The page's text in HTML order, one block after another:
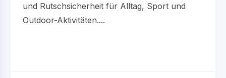
und Rutschsicherheit für Alltag, Sport und
Outdoor-Aktivitäten....